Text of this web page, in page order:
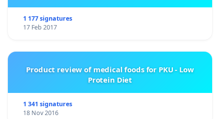
1 177 signatures
17 Feb 2017
Product review of medical foods for PKU - Low
Protein Diet
1 341 signatures
18 Nov 2016